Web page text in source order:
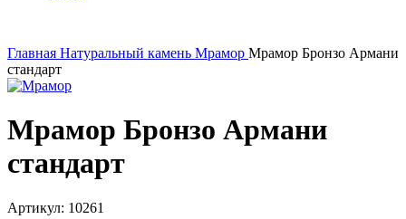
Главная Натуральный камень Мрамор Мрамор Бронзо Армани
стандарт
Мрамор Бронзо Армани
стандарт
Артикул: 10261